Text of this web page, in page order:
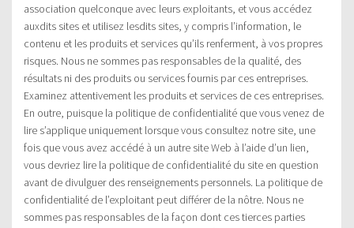
association quelconque avec leurs exploitants, et vous accédez
auxdits sites et utilisez lesdits sites, y compris l’information, le
contenu et les produits et services qu’ils renferment, à vos propres
risques. Nous ne sommes pas responsables de la qualité, des
résultats ni des produits ou services fournis par ces entreprises.
Examinez attentivement les produits et services de ces entreprises.
En outre, puisque la politique de confidentialité que vous venez de
lire s’applique uniquement lorsque vous consultez notre site, une
fois que vous avez accédé à un autre site Web à l’aide d’un lien,
vous devriez lire la politique de confidentialité du site en question
avant de divulguer des renseignements personnels. La politique de
confidentialité de l’exploitant peut différer de la nôtre. Nous ne
sommes pas responsables de la façon dont ces tierces parties